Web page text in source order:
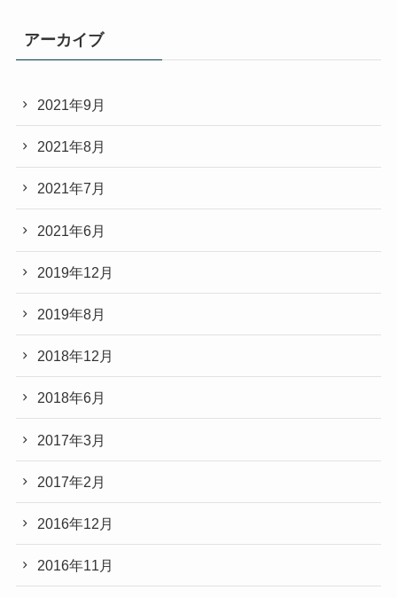
アーカイブ
2021年9月
2021年8月
2021年7月
2021年6月
2019年12月
2019年8月
2018年12月
2018年6月
2017年3月
2017年2月
2016年12月
2016年11月